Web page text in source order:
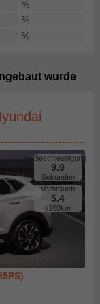
%
%
%
wurde
Beschleunigung
9.9
Sekunden
Verbrauch
5.4
l/100km